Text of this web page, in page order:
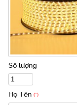
Số lượng
Họ Tên (*)